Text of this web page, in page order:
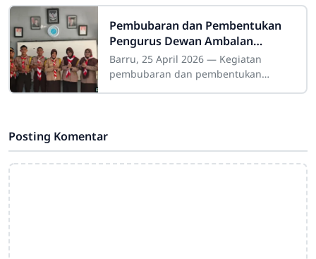
Pembubaran dan Pembentukan
Pengurus Dewan Ambalan
Pramuka SMAN 4 Barru
Berlangsung Tertib dan Lancar
Barru, 25 April 2026 — Kegiatan
pembubaran dan pembentukan
Posting Komentar